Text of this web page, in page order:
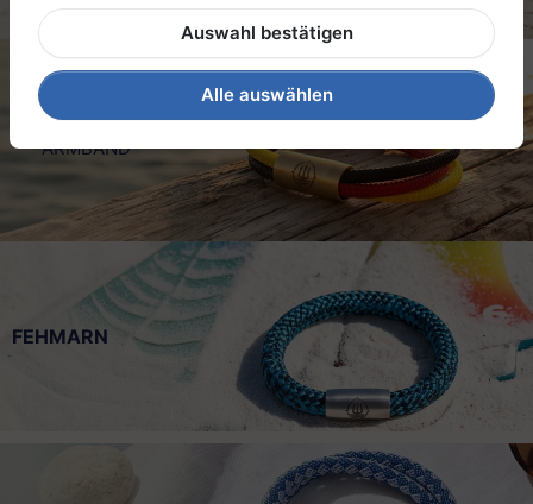
DEUTSCHLAND
ARMBAND
FEHMARN
Auswahl bestätigen
Alle auswählen